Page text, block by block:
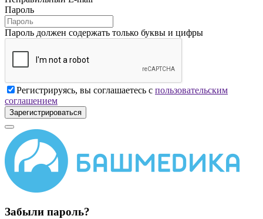
Пароль
Пароль должен содержать только буквы и цифры
Регистрируясь, вы соглашаетесь с пользовательским
соглашением
Зарегистрироваться
Забыли пароль?